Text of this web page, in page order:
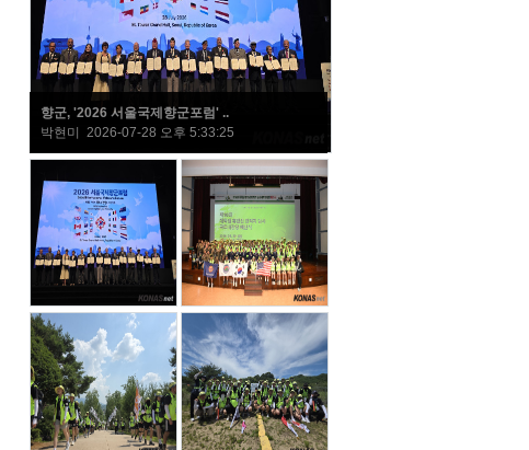
향군, '2026 서울국제향군포럼' ..
박현미 2026-07-28 오후 5:33:25